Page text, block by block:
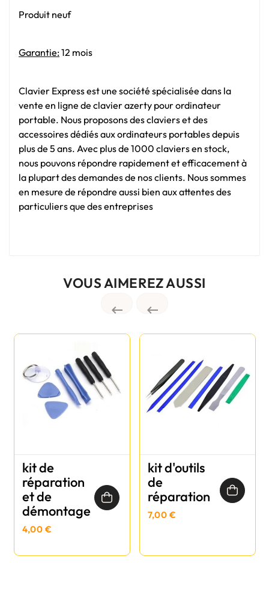
Produit neuf
Garantie:12 mois
Clavier Express est une société spécialisée dans la
vente en ligne de clavier azerty pour ordinateur
portable. Nous proposons des claviers et des
accessoires dédiés aux ordinateurs portables depuis
plus de 5 ans. Avec plus de 1000 claviers en stock,
nous pouvons répondre rapidement et efficacement à
la plupart des demandes de nos clients. Nous sommes
en mesure de répondre aussi bien aux attentes des
particuliers que des entreprises
VOUS AIMEREZ AUSSI
 
kit de
réparation
et de
démontage
4,00 €
kit d'outils
de
réparation
7,00 €